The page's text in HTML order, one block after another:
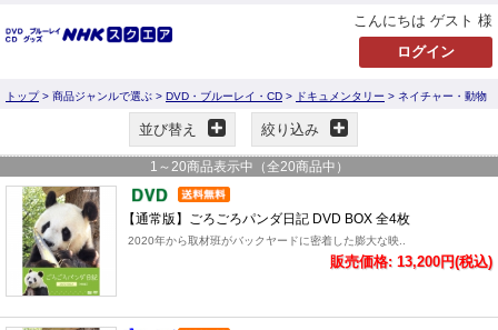
こんにちは ゲスト 様
トップ> 商品ジャンルで選ぶ > DVD・ブルーレイ・CD > ドキュメンタリー > ネイチャー・動物
並び替え 絞り込み
1 ～ 20商品表示中（全20商品中）
【通常版】ごろごろパンダ日記 DVD BOX 全4枚
2020年から取材班がバックヤードに密着した膨大な映..
販売価格: 13,200円(税込)